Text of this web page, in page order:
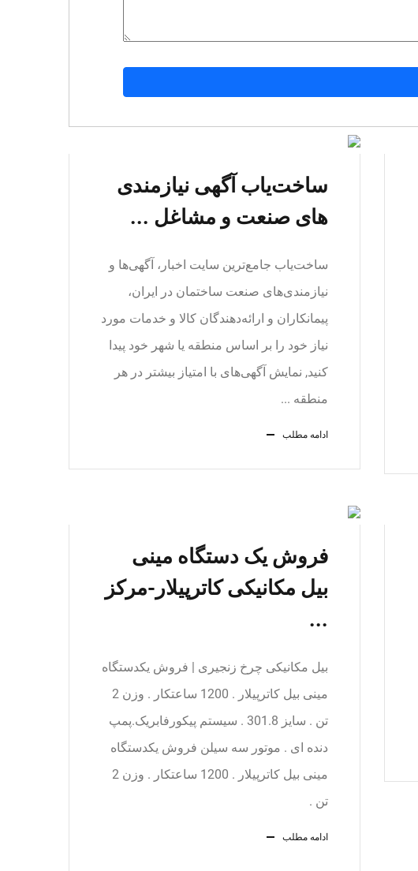
ساخت‌یاب آگهی نیازمندی
های صنعت و مشاغل ...
ساخت‌یاب جامع‌ترین سایت اخبار، آگهی‌ها و
نیازمندی‌های صنعت ساختمان در ایران،
پیمانکاران و ارائه‌دهندگان کالا و خدمات مورد
نیاز خود را بر اساس منطقه یا شهر خود پیدا
کنید, نمایش آگهی‌های با امتیاز بیشتر در هر
منطقه ...
ادامه مطلب
فروش یک دستگاه مینی
بیل مکانیکی کاترپیلار-مرکز
...
بیل مکانیکی چرخ زنجیری | فروش یکدستگاه
مینی بیل کاترپیلار . 1200 ساعتکار . وزن 2
تن . سایز 301.8 . سیستم پیکورفابریک.پمپ
دنده ای . موتور سه سیلن فروش یکدستگاه
مینی بیل کاترپیلار . 1200 ساعتکار . وزن 2
تن .
ادامه مطلب